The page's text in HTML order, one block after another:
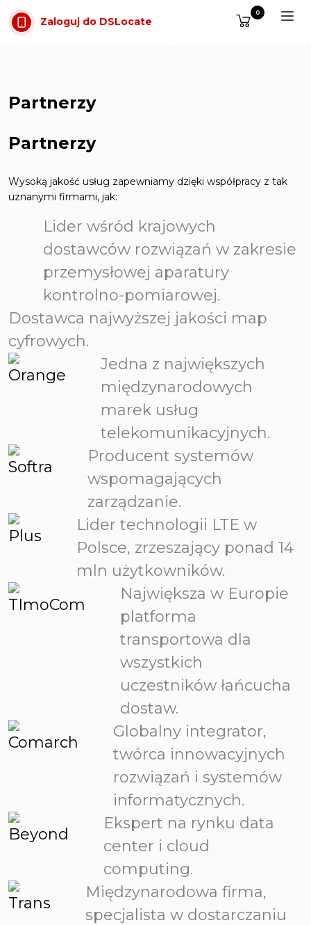
Przejdź do treści
Zaloguj do DSLocate
0
Partnerzy
Partnerzy
Wysoką jakość usług zapewniamy dzięki współpracy z tak
uznanymi firmami, jak:
Lider wśród krajowych
dostawców rozwiązań w zakresie
przemysłowej aparatury
kontrolno-pomiarowej.
Dostawca najwyższej jakości map
cyfrowych.
Jedna z największych
międzynarodowych
marek usług
telekomunikacyjnych.
Producent systemów
wspomagających
zarządzanie.
Lider technologii LTE w
Polsce, zrzeszający ponad 14
mln użytkowników.
Największa w Europie
platforma
transportowa dla
wszystkich
uczestników łańcucha
dostaw.
Globalny integrator,
twórca innowacyjnych
rozwiązań i systemów
informatycznych.
Ekspert na rynku data
center i cloud
computing.
Międzynarodowa firma,
specjalista w dostarczaniu